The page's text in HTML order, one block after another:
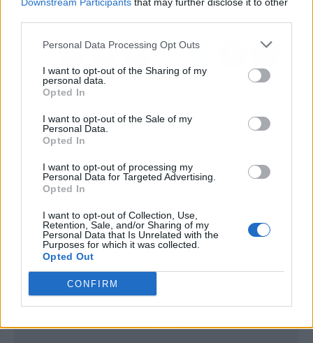
Personal Data Processing Opt Outs
I want to opt-out of the Sharing of my
personal data.
Opted In
I want to opt-out of the Sale of my
Personal Data.
Opted In
I want to opt-out of processing my
Personal Data for Targeted Advertising.
Opted In
I want to opt-out of Collection, Use,
Retention, Sale, and/or Sharing of my
Personal Data that Is Unrelated with the
Purposes for which it was collected.
Opted Out
CONFIRM
Segunda Oportunidad